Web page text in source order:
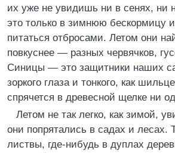
их уже не увидишь ни в сенях, ни
это только в зимнюю бескормицу
питаться отбросами. Летом они
повкуснее — разных червячков,
Синицы — это защитники наших
зоркого глаза и тонкого, как
спрячется в древесной щелке ни
Летом не так легко, как зимой,
они попрятались в садах и лесах.
листвы, где-нибудь в дуплах